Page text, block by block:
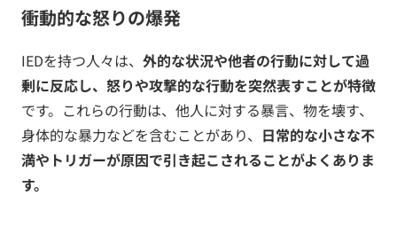
衝動的な怒りの爆発
IEDを持つ人々は、 外的な状況や他者の行動に対して過
剰に反応し、怒りや攻撃的な行動を突然表すことが特徴
です。これらの行動は、他人に対する暴言、物を壊す、
身体的な暴力などを含むことがあり、 日常的な小さな不
満やトリガーが原因で引き起こされることがよくありま
す。